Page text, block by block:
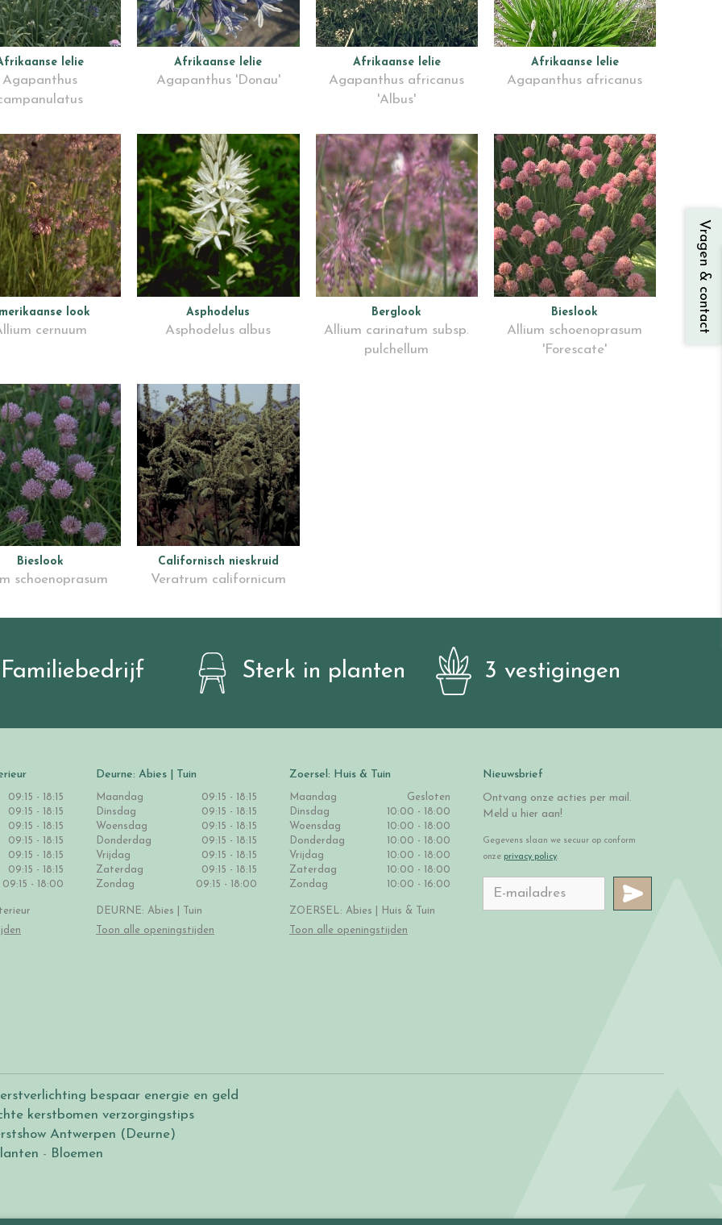
lelie
Agapanthus
Afrikaanse lelie
Agapanthus 'Donau'
Afrikaanse lelie
Agapanthus africanus
'Albus'
Afrikaanse lelie
Agapanthus africanus
look
cernuum
Asphodelus
Asphodelus albus
Berglook
Allium carinatum subsp.
pulchellum
Bieslook
Allium schoenoprasum
'Forescate'
Bieslook
schoenoprasum
Californisch nieskruid
Veratrum californicum
Familiebedrijf Sterk in planten 3 vestigingen
09:15 - 18:15
09:15 - 18:15
09:15 - 18:15
09:15 - 18:15
09:15 - 18:15
09:15 - 18:15
09:15 - 18:00
Deurne: Abies | Tuin
Maandag
09:15 - 18:15
Dinsdag
09:15 - 18:15
Woensdag
09:15 - 18:15
Donderdag
09:15 - 18:15
Vrijdag
09:15 - 18:15
Zaterdag
09:15 - 18:15
Zondag
09:15 - 18:00
DEURNE: Abies | Tuin
Toon alle openingstijden
Zoersel: Huis & Tuin
Maandag
Gesloten
Dinsdag
10:00 - 18:00
Woensdag
10:00 - 18:00
Donderdag
10:00 - 18:00
Vrijdag
10:00 - 18:00
Zaterdag
10:00 - 18:00
Zondag
10:00 - 16:00
ZOERSEL: Abies | Huis & Tuin
Toon alle openingstijden
Nieuwsbrief
Ontvang onze acties per mail.
Meld u hier aan!
Gegevens slaan we secuur op conform
onze privacy policy.
bespaar energie en geld
kerstbomen verzorgingstips
Antwerpen (Deurne)
- Bloemen
Vragen & contact